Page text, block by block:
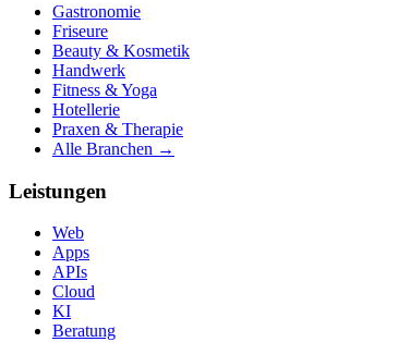
Gastronomie
Friseure
Beauty & Kosmetik
Handwerk
Fitness & Yoga
Hotellerie
Praxen & Therapie
Alle Branchen →
Leistungen
Web
Apps
APIs
Cloud
KI
Beratung